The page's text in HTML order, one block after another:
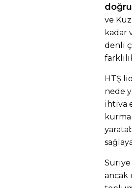
ve
kadar
denli
HTŞ
nede
ihtiva
Suriye
ancak